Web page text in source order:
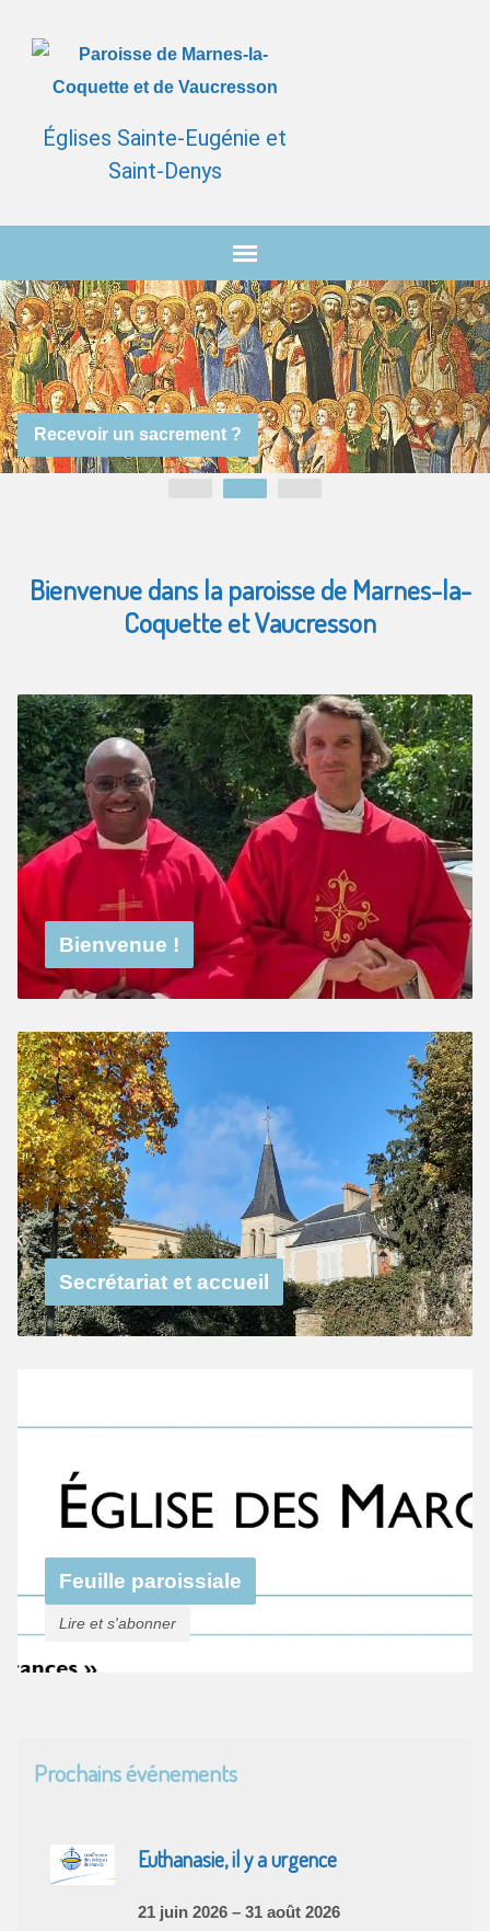
Églises Sainte-Eugénie et
Saint-Denys
Recevoir un sacrement ?
Bienvenue dans la paroisse de Marnes-la-
Coquette et Vaucresson
Bienvenue !
Secrétariat et accueil
Feuille paroissiale
Lire et s'abonner
Prochains événements
Euthanasie, il y a urgence
21 juin 2026 – 31 août 2026